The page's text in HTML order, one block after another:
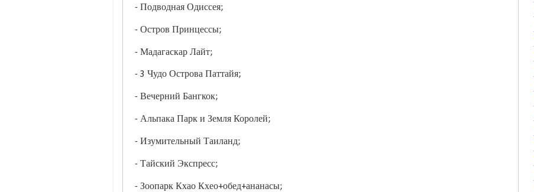
- Подводная Одиссея;
- Остров Принцессы;
- Мадагаскар Лайт;
- 3 Чудо Острова Паттайя;
- Вечерний Бангкок;
- Альпака Парк и Земля Королей;
- Изумительный Таиланд;
- Тайский Экспресс;
- Зоопарк Кхао Кхео+обед+ананасы;